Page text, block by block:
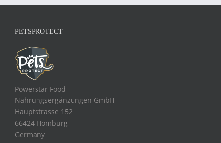
PETSPROTECT
Powerstar Food
Nahrungsergänzungen GmbH
Hauptstrasse 152
66424 Homburg
Germany